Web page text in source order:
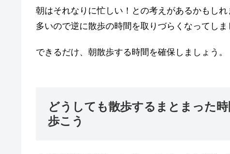
朝はそれなりに忙しい！との考えがあるかもし
多いので逆に散歩の時間を取りづらくなってしま
できるだけ、朝散歩する時間を確保しましょう。
どうしても散歩するまとまった
歩こう